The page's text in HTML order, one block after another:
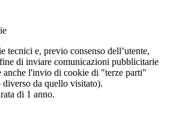
tecnici e, previo consenso dell’utente,
di inviare comunicazioni pubblicitarie
anche l'invio di cookie di "terze parti"
da quello visitato).
di 1 anno.